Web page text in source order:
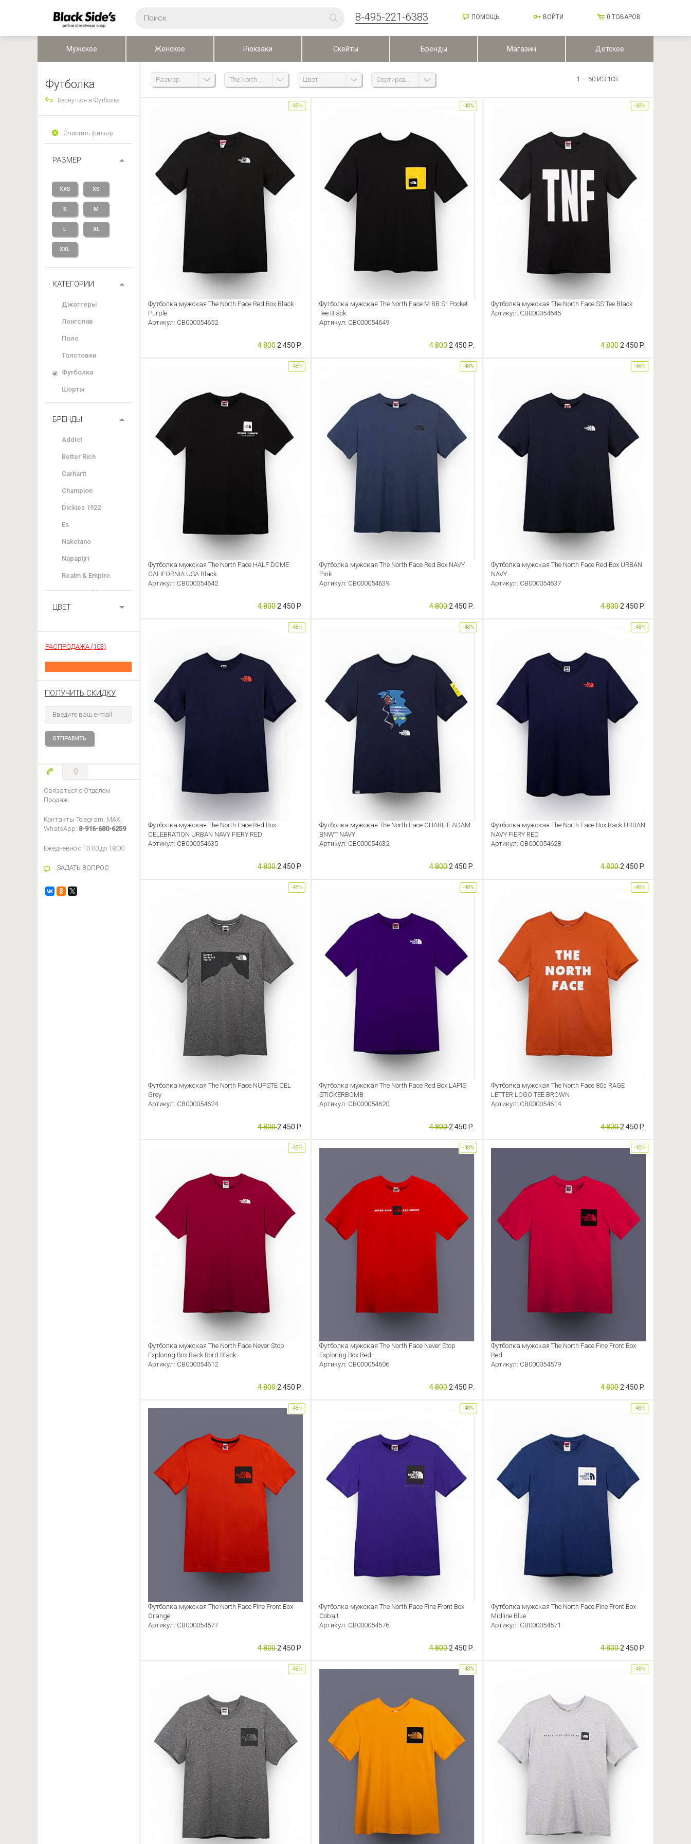
Футболка
Вернуться в Футболка
Очистить фильтр
РАЗМЕР
XXS XS
S M
L XL
XXL
КАТЕГОРИИ
Джоггеры
Лонгслив
Поло
Толстовки
Футболка
Шорты
БРЕНДЫ
Addict
Better Rich
Carhartt
Champion
Dickies 1922
Es
Naketano
Napapijri
Realm & Empire
Rum Knuckles
Stangata
Urban Classics
Vans
ЦВЕТ
РАСПРОДАЖА (103)
ПОЛУЧИТЬ СКИДКУ
Связаться с Отделом
Продаж
Контакты Telegram, MAX,
WhatsApp: 8-916-680-6259
Ежедневно с 10:00 до 18:00
ЗАДАТЬ ВОПРОС
1 — 60 ИЗ 103
Размер The North Face Цвет Сортировка
Футболка мужская The North Face Red Box Black
Purple
Артикул: CB000054652
4 8002 450 Р.
-48%
Футболка мужская The North Face M BB Sr Pocket
Tee Black
Артикул: CB000054649
4 8002 450 Р.
-48%
Футболка мужская The North Face SS Tee Black
Артикул: CB000054645
4 8002 450 Р.
-48%
Футболка мужская The North Face HALF DOME
CALIFORNIA USA Black
Артикул: CB000054642
4 8002 450 Р.
-48%
Футболка мужская The North Face Red Box NAVY
Pink
Артикул: CB000054639
4 8002 450 Р.
-48%
Футболка мужская The North Face Red Box URBAN
NAVY
Артикул: CB000054637
4 8002 450 Р.
-48%
Футболка мужская The North Face Red Box
CELEBRATION URBAN NAVY FIERY RED
Артикул: CB000054635
4 8002 450 Р.
-48%
Футболка мужская The North Face CHARLIE ADAM
BNWT NAVY
Артикул: CB000054632
4 8002 450 Р.
-48%
Футболка мужская The North Face Box Back URBAN
NAVY FIERY RED
Артикул: CB000054628
4 8002 450 Р.
-48%
Футболка мужская The North Face NUPSTE CEL
Grey
Артикул: CB000054624
4 8002 450 Р.
-48%
Футболка мужская The North Face Red Box LAPIS
STICKERBOMB
Артикул: CB000054620
4 8002 450 Р.
-48%
Футболка мужская The North Face 80s RAGE
LETTER LOGO TEE BROWN
Артикул: CB000054614
4 8002 450 Р.
-48%
Футболка мужская The North Face Never Stop
Exploring Box Back Bord Black
Артикул: CB000054612
4 8002 450 Р.
-48%
Футболка мужская The North Face Never Stop
Exploring Box Red
Артикул: CB000054606
4 8002 450 Р.
-48%
Футболка мужская The North Face Fine Front Box
Red
Артикул: CB000054579
4 8002 450 Р.
-48%
Футболка мужская The North Face Fine Front Box
Orange
Артикул: CB000054577
4 8002 450 Р.
-48%
Футболка мужская The North Face Fine Front Box
Cobalt
Артикул: CB000054576
4 8002 450 Р.
-48%
Футболка мужская The North Face Fine Front Box
Midline Blue
Артикул: CB000054571
4 8002 450 Р.
-48%
-48% -48% -48%
8-495-221-6383 ПОМОЩЬ ВОЙТИ 0 ТОВАРОВ
Мужское Женское Рюкзаки Скейты Бренды Магазин Детское